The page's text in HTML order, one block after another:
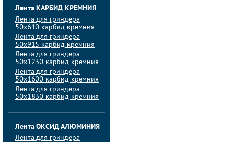
Лента КАРБИД КРЕМНИЯ
Лента для гриндера
50х610 карбид кремния
Лента для гриндера
50х915 карбид кремния
Лента для гриндера
50х1230 карбид кремния
Лента для гриндера
50х1600 карбид кремния
Лента для гриндера
50х1830 карбид кремния
Лента ОКСИД АЛЮМИНИЯ
Лента для гриндера